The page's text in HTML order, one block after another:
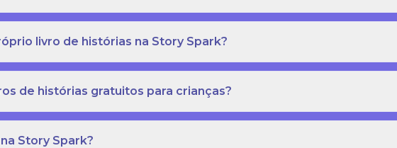
livro de histórias na Story Spark?
de histórias gratuitos para crianças?
Story Spark?